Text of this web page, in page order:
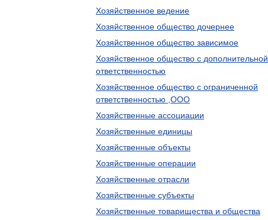
Хозяйственное ведение
Хозяйственное общество дочернее
Хозяйственное общество зависимое
Хозяйственное общество с дополнительной
ответственностью
Хозяйственное общество с ограниченной
ответственностью ,ООО
Хозяйственные ассоциации
Хозяйственные единицы
Хозяйственные объекты
Хозяйственные операции
Хозяйственные отрасли
Хозяйственные субъекты
Хозяйственные товарищества и общества